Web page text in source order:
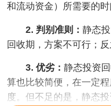
和流动资金）所需要的时
2. 判别准则： 静态
回收期，方案不可行；反
3. 优劣： 静态投资
算也比较简便，在一定
度。但不足的是，静态